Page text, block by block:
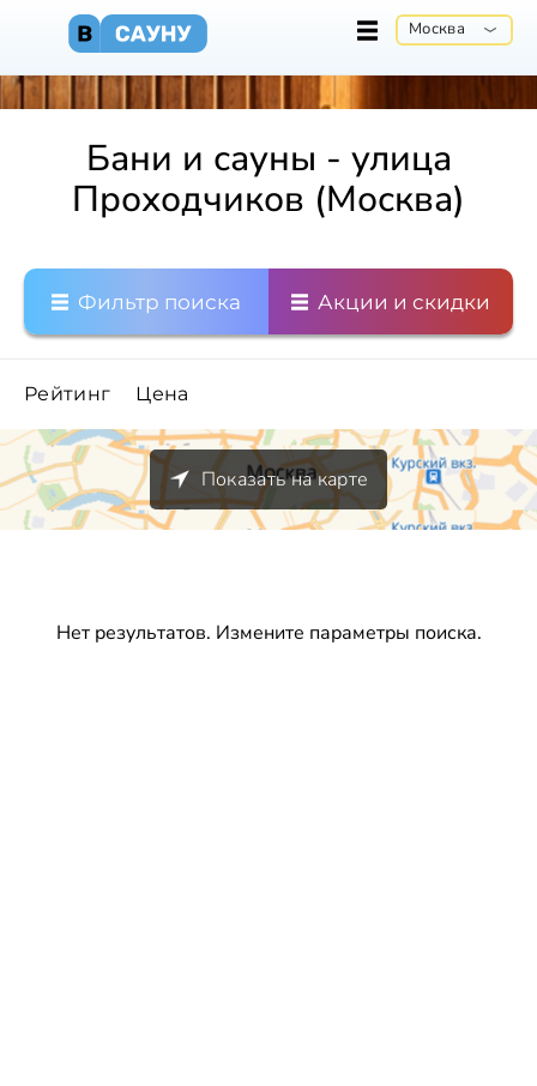
Москва
Бани и сауны - улица
Проходчиков (Москва)
Фильтр поиска Акции и скидки
Рейтинг Цена
Показать на карте
Нет результатов. Измените параметры поиска.